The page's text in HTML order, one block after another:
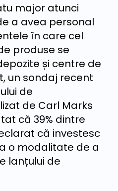
major atunci
a avea personal
în care cel
produse se
și centre de
un sondaj recent
de
de Carl Marks
că 39% dintre
că investesc
o modalitate de a
lanțului de